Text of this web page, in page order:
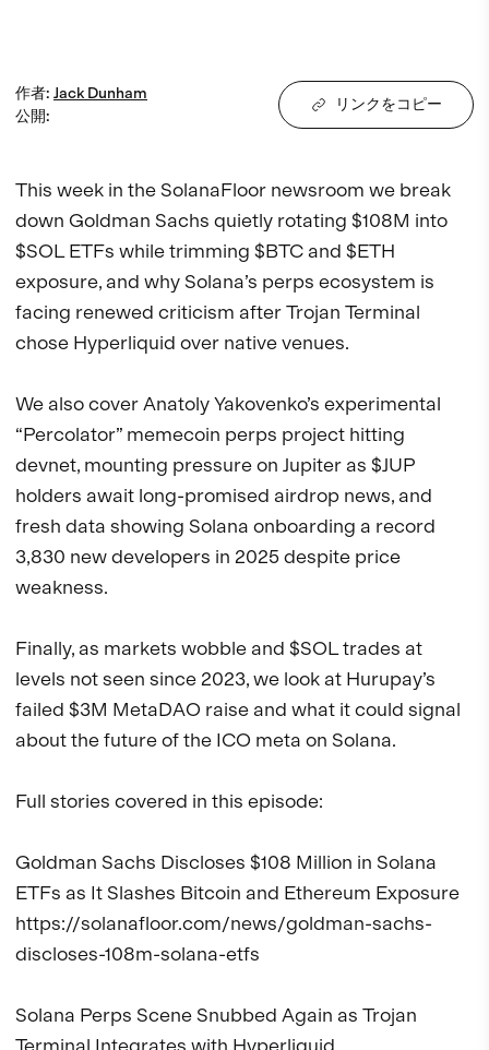
作者: Jack Dunham
公開:
リンクをコピー
This week in the SolanaFloor newsroom we break
down Goldman Sachs quietly rotating $108M into
$SOL ETFs while trimming $BTC and $ETH
exposure, and why Solana’s perps ecosystem is
facing renewed criticism after Trojan Terminal
chose Hyperliquid over native venues.
We also cover Anatoly Yakovenko’s experimental
“Percolator” memecoin perps project hitting
devnet, mounting pressure on Jupiter as $JUP
holders await long-promised airdrop news, and
fresh data showing Solana onboarding a record
3,830 new developers in 2025 despite price
weakness.
Finally, as markets wobble and $SOL trades at
levels not seen since 2023, we look at Hurupay’s
failed $3M MetaDAO raise and what it could signal
about the future of the ICO meta on Solana.
Full stories covered in this episode:
Goldman Sachs Discloses $108 Million in Solana
ETFs as It Slashes Bitcoin and Ethereum Exposure
https://solanafloor.com/news/goldman-sachs-
discloses-108m-solana-etfs
Solana Perps Scene Snubbed Again as Trojan
Terminal Integrates with Hyperliquid